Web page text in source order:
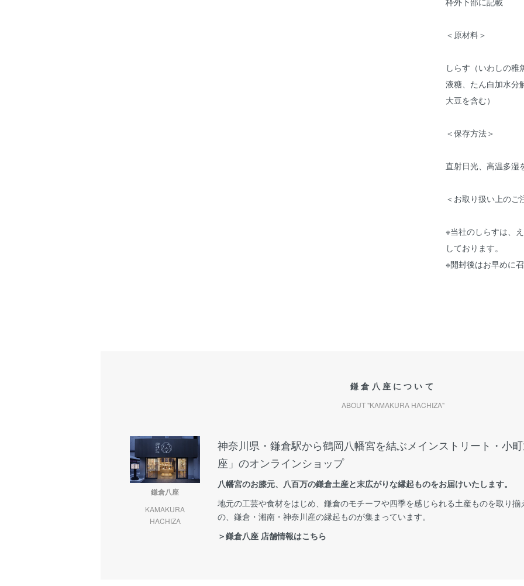
＜原材料＞
しらす（いわしの
液糖、たん白加水分
大豆を含む）
＜保存方法＞
直射日光、高温多湿
＜お取り扱い上のご
※当社のしらすは、
しております。
※開封後はお早めに
鎌倉八座について
ABOUT "KAMAKURA HACHIZA"
鎌倉八座
KAMAKURA
HACHIZA
神奈川県・鎌倉駅から鶴岡八幡宮を結ぶメインストリート・小
座」のオンラインショップ
八幡宮のお膝元、八百万の鎌倉土産と末広がりな縁起ものをお届けいたします。
地元の工芸や食材をはじめ、鎌倉のモチーフや四季を感じられる土産ものを取り
の、鎌倉・湘南・神奈川産の縁起ものが集まっています。
＞鎌倉八座 店舗情報はこちら